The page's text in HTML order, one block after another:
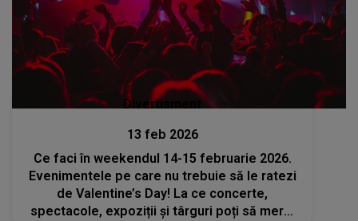
Divertisment
13 feb 2026
Ce faci în weekendul 14-15 februarie 2026.
Evenimentele pe care nu trebuie să le ratezi
de Valentine’s Day! La ce concerte,
spectacole, expoziții și târguri poți să mergi